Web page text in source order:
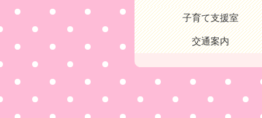
子育て支援室
交通案内